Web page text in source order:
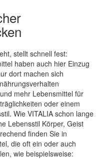
stellt schnell fest:
haben auch hier Einzug
dort machen sich
mehr Lebensmittel für
oder einem
Wie VITALIA schon lange
Lebensstil Körper, Geist
finden Sie in
die oft ein oder auch
wie beispielsweise: